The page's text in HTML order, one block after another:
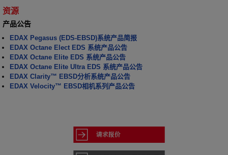
资源
产品公告
EDAX Pegasus (EDS-EBSD)系统产品简报
EDAX Octane Elect EDS 系统产品公告
EDAX Octane Elite EDS 系统产品公告
EDAX Octane Elite Ultra EDS 系统产品公告
EDAX Clarity™ EBSD分析系统产品公告
EDAX Velocity™ EBSD相机系列产品公告